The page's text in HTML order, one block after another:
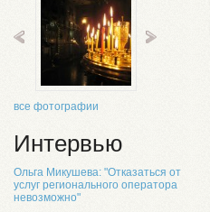
все фотографии
Интервью
Ольга Микушева: "Отказаться от
услуг регионального оператора
невозможно"